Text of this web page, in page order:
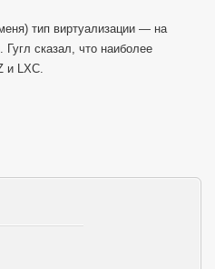
тип виртуализации — на
сказал, что наиболее
и LXC.